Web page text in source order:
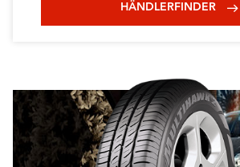
HÄNDLERFINDER